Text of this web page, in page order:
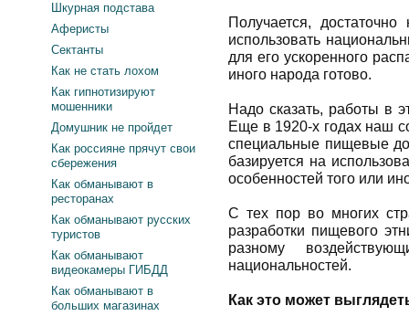
Получается,
использовать
для его ускоренного
иного народа готово.
Надо сказать, работы в
Еще в 1920-х годах наш
специальные пищевые
базируется на
особенностей того или
С тех пор во многих
разработки пищевого
разному
национальностей.
Как это может
Шкурная подстава
Аферисты
Сектанты
Как не стать лохом
Как гипнотизируют
мошенники
Домушник не пройдет
Как россияне прячут свои
сбережения
Как обманывают в
ресторанах
Как обманывают русских
туристов
Как обманывают
видеокамеры ГИБДД
Как обманывают в
больших магазинах